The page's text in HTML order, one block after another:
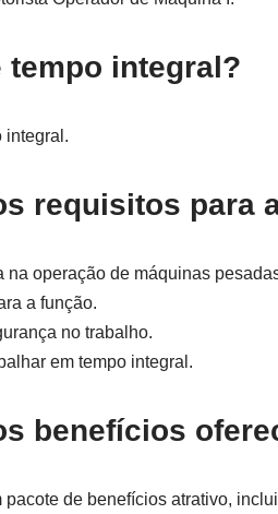
tempo integral?
integral.
requisitos para
na operação de máquinas
a função.
no trabalho.
em tempo integral.
benefícios
de benefícios atrativo,